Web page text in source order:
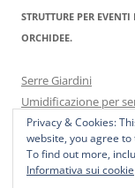
STRUTTURE PER
ORCHIDEE.
Serre Giardini
Umidificazione per
Privacy & Cookies:
website, you agree to
To find out more,
Informativa sui cookie